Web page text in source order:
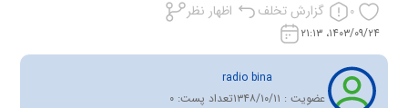
0 گزارش تخلف اظهار نظر
۱۴۰۳/۰۹/۲۴، ۲۱:۱۳
radio bina
عضویت : ۱۳۴۸/۱۰/۱۱تعداد پست:0